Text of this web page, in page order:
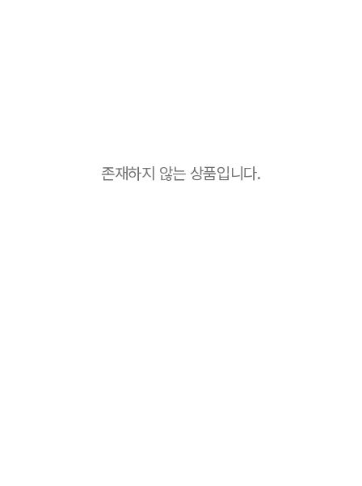
존재하지 않는 상품입니다.